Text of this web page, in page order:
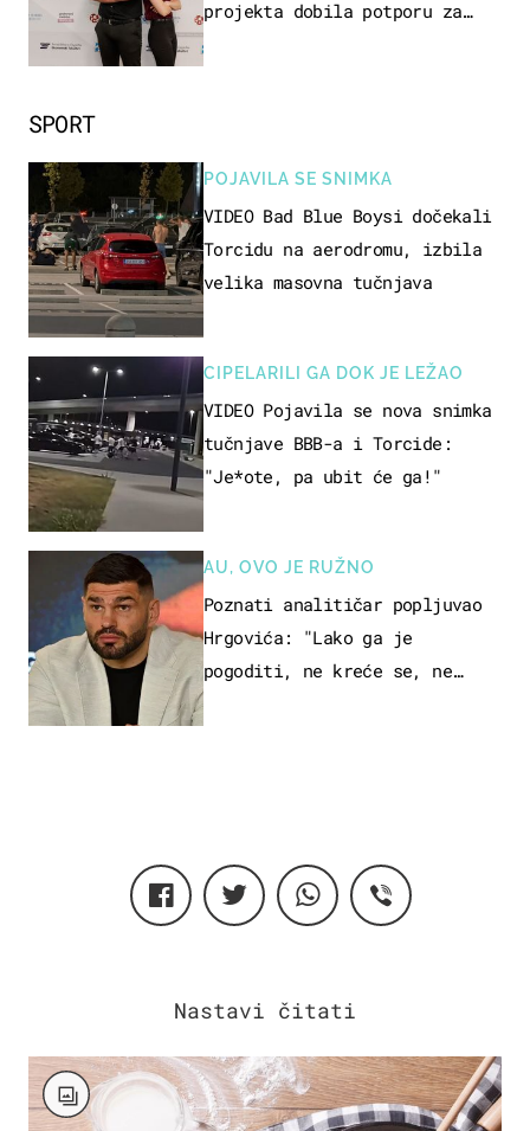
SPORT
POJAVILA SE SNIMKA
VIDEO Bad Blue Boysi dočekali
Torcidu na aerodromu, izbila
velika masovna tučnjava
CIPELARILI GA DOK JE LEŽAO
VIDEO Pojavila se nova snimka
tučnjave BBB-a i Torcide:
"Je*ote, pa ubit će ga!"
AU, OVO JE RUŽNO
Poznati analitičar popljuvao
Hrgovića: "Lako ga je
pogoditi, ne kreće se, ne
projekta dobila potporu za